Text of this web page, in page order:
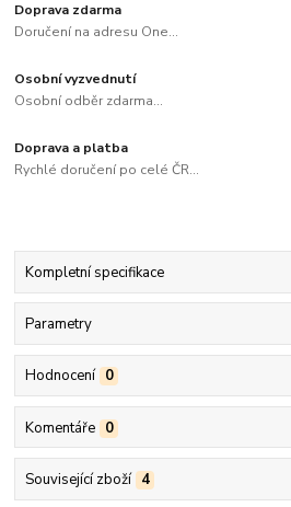
Doprava zdarma
Doručení na adresu One...
Osobní vyzvednutí
Osobní odběr zdarma...
Doprava a platba
Rychlé doručení po celé ČR...
Kompletní specifikace
Parametry
Hodnocení 0
Komentáře 0
Související zboží 4